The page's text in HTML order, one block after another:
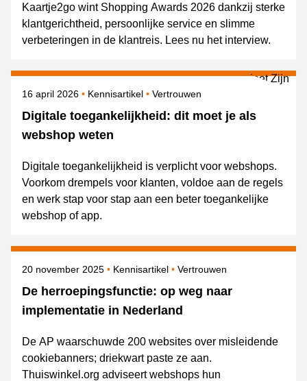
Kaartje2go wint Shopping Awards 2026 dankzij sterke
klantgerichtheid, persoonlijke service en slimme
verbeteringen in de klantreis. Lees nu het interview.
Digitale toegankelijkheid: dit moet je als
webshop weten
Gepubliceerd op
16 april 2026 Kennisartikel Onderwerpen
Vertrouwen
Digitale toegankelijkheid is verplicht voor webshops.
Voorkom drempels voor klanten, voldoe aan de regels
en werk stap voor stap aan een beter toegankelijke
webshop of app.
De herroepingsfunctie: op weg naar
implementatie in Nederland
Gepubliceerd op
20 november 2025 Kennisartikel Onderwerpen
Vertrouwen
De AP waarschuwde 200 websites over misleidende
cookiebanners; driekwart paste ze aan.
Thuiswinkel.org adviseert webshops hun